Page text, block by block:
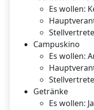
Es wollen:
Campuskino
Es wollen:
Getränke
Es wollen: